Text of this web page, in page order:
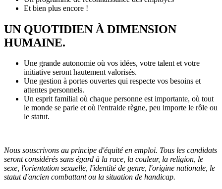
Et bien plus encore !
UN QUOTIDIEN À DIMENSION
HUMAINE.
Une grande autonomie où vos idées, votre talent et votre
initiative seront hautement valorisés.
Une gestion à portes ouvertes qui respecte vos besoins et
attentes personnels.
Un esprit familial où chaque personne est importante, où tout
le monde se parle et où l'entraide règne, peu importe le rôle ou
le statut.
Nous souscrivons au principe d'équité en emploi. Tous les candidats
seront considérés sans égard à la race, la couleur, la religion, le
sexe, l'orientation sexuelle, l'identité de genre, l'origine nationale, le
statut d'ancien combattant ou la situation de handicap.